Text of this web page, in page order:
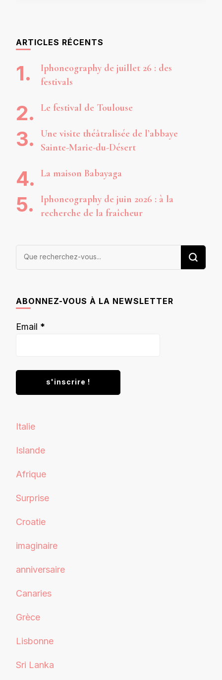
ARTICLES RÉCENTS
Iphoneography de juillet 26 : des
festivals
Le festival de Toulouse
Une visite théâtralisée de l’abbaye
Sainte-Marie-du-Désert
La maison Babayaga
Iphoneography de juin 2026 : à la
recherche de la fraîcheur
Vous
ABONNEZ-VOUS À LA NEWSLETTER
Email *
Italie
Islande
Afrique
Surprise
Croatie
imaginaire
anniversaire
Canaries
Grèce
Lisbonne
Sri Lanka